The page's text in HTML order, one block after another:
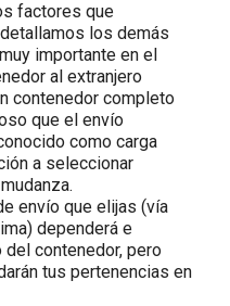
factores que
los demás
importante en el
al extranjero
contenedor completo
que el envío
como carga
a seleccionar
envío que elijas (vía
dependerá e
contenedor, pero
tus pertenencias en